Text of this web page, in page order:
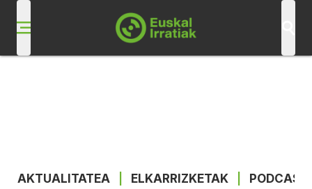
AKTUALITATEA ELKARRIZKETAK